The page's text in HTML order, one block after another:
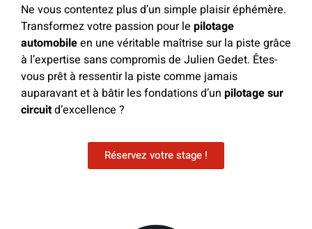
Ne vous contentez plus d’un simple plaisir éphémère.
Transformez votre passion pour le pilotage
automobileen une véritable maîtrise sur la piste grâce
à l’expertise sans compromis de Julien Gedet. Êtes-
vous prêt à ressentir la piste comme jamais
auparavant et à bâtir les fondations d’un pilotage sur
circuitd’excellence ?
Réservez votre stage !